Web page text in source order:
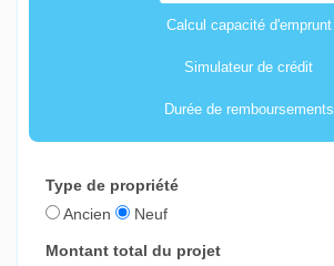
Calcul capacité d'emprunt
Simulateur de crédit
Durée de remboursements